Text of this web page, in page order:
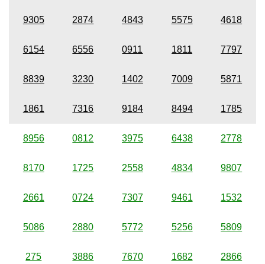
9305 2874 4843 5575 4618
6154 6556 0911 1811 7797
8839 3230 1402 7009 5871
1861 7316 9184 8494 1785
8956 0812 3975 6438 2778
8170 1725 2558 4834 9807
2661 0724 7307 9461 1532
5086 2880 5772 5256 5809
275 3886 7670 1682 2866